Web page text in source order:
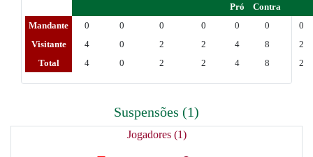
Pró
Contra
Mandante 0 0 0 0 0 0
0
Visitante
4 0 2 2 4 8
2
Total
4 0 2 2 4 8 2
Suspensões (1)
Jogadores (1)